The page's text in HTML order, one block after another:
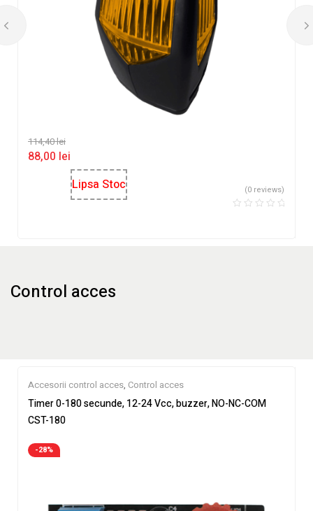
114,40lei
88,00 lei
Lipsa Stoc
(0 reviews)
Control acces
Accesorii control acces, Control acces
Timer 0-180 secunde, 12-24 Vcc, buzzer, NO-NC-COM
CST-180
-28%